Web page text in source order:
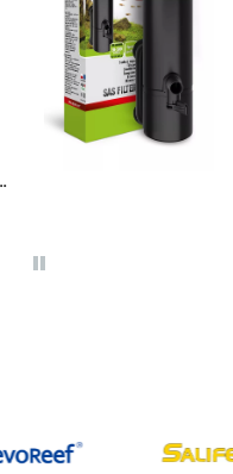
de superficie